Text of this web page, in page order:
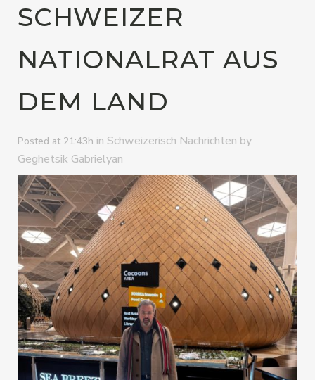
SCHWEIZER
NATIONALRAT AUS
DEM LAND
Posted at 21:43h in Schweizerisch Nachrichten by
Geghetsik Gabrielyan